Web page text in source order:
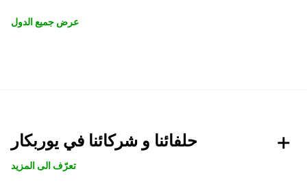
عرض جميع الدول
حلفائنا و شركائنا في يوربكار
تعرّف الى المزيد